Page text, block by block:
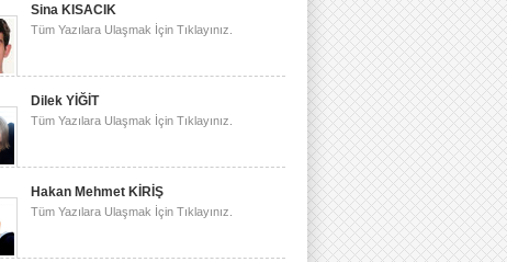
Sina KISACIK
Tüm Yazılara Ulaşmak İçin Tıklayınız.
Dilek YİĞİT
Tüm Yazılara Ulaşmak İçin Tıklayınız.
Hakan Mehmet KİRİŞ
Tüm Yazılara Ulaşmak İçin Tıklayınız.